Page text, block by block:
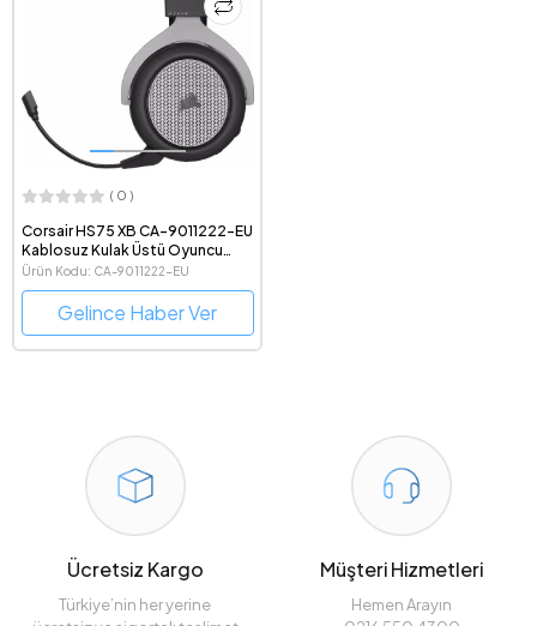
( 0 )
Corsair HS75 XB CA-9011222-EU
Kablosuz Kulak Üstü Oyuncu
Kulaklığı
Ürün Kodu: CA-9011222-EU
Gelince Haber Ver
Ücretsiz Kargo
Türkiye’nin her yerine
Müşteri Hizmetleri
Hemen Arayın